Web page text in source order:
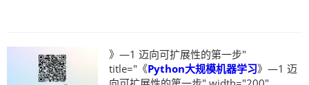
》—1 迈向可扩展性的第一步"
title="《Python大规模机器学习》—1 迈